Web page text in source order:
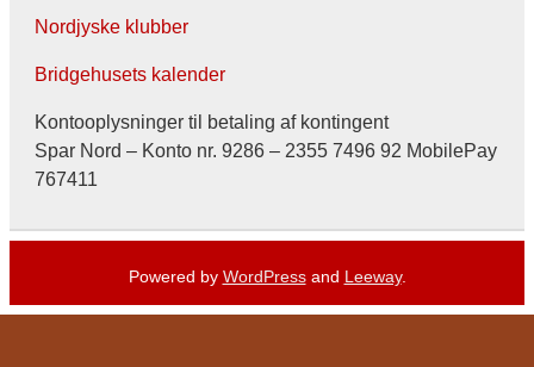
Nordjyske klubber
Bridgehusets kalender
Kontooplysninger til betaling af kontingent
Spar Nord – Konto nr. 9286 – 2355 7496 92 MobilePay
767411
Powered by WordPressand Leeway.